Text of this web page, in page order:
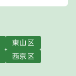
東山区
西京区